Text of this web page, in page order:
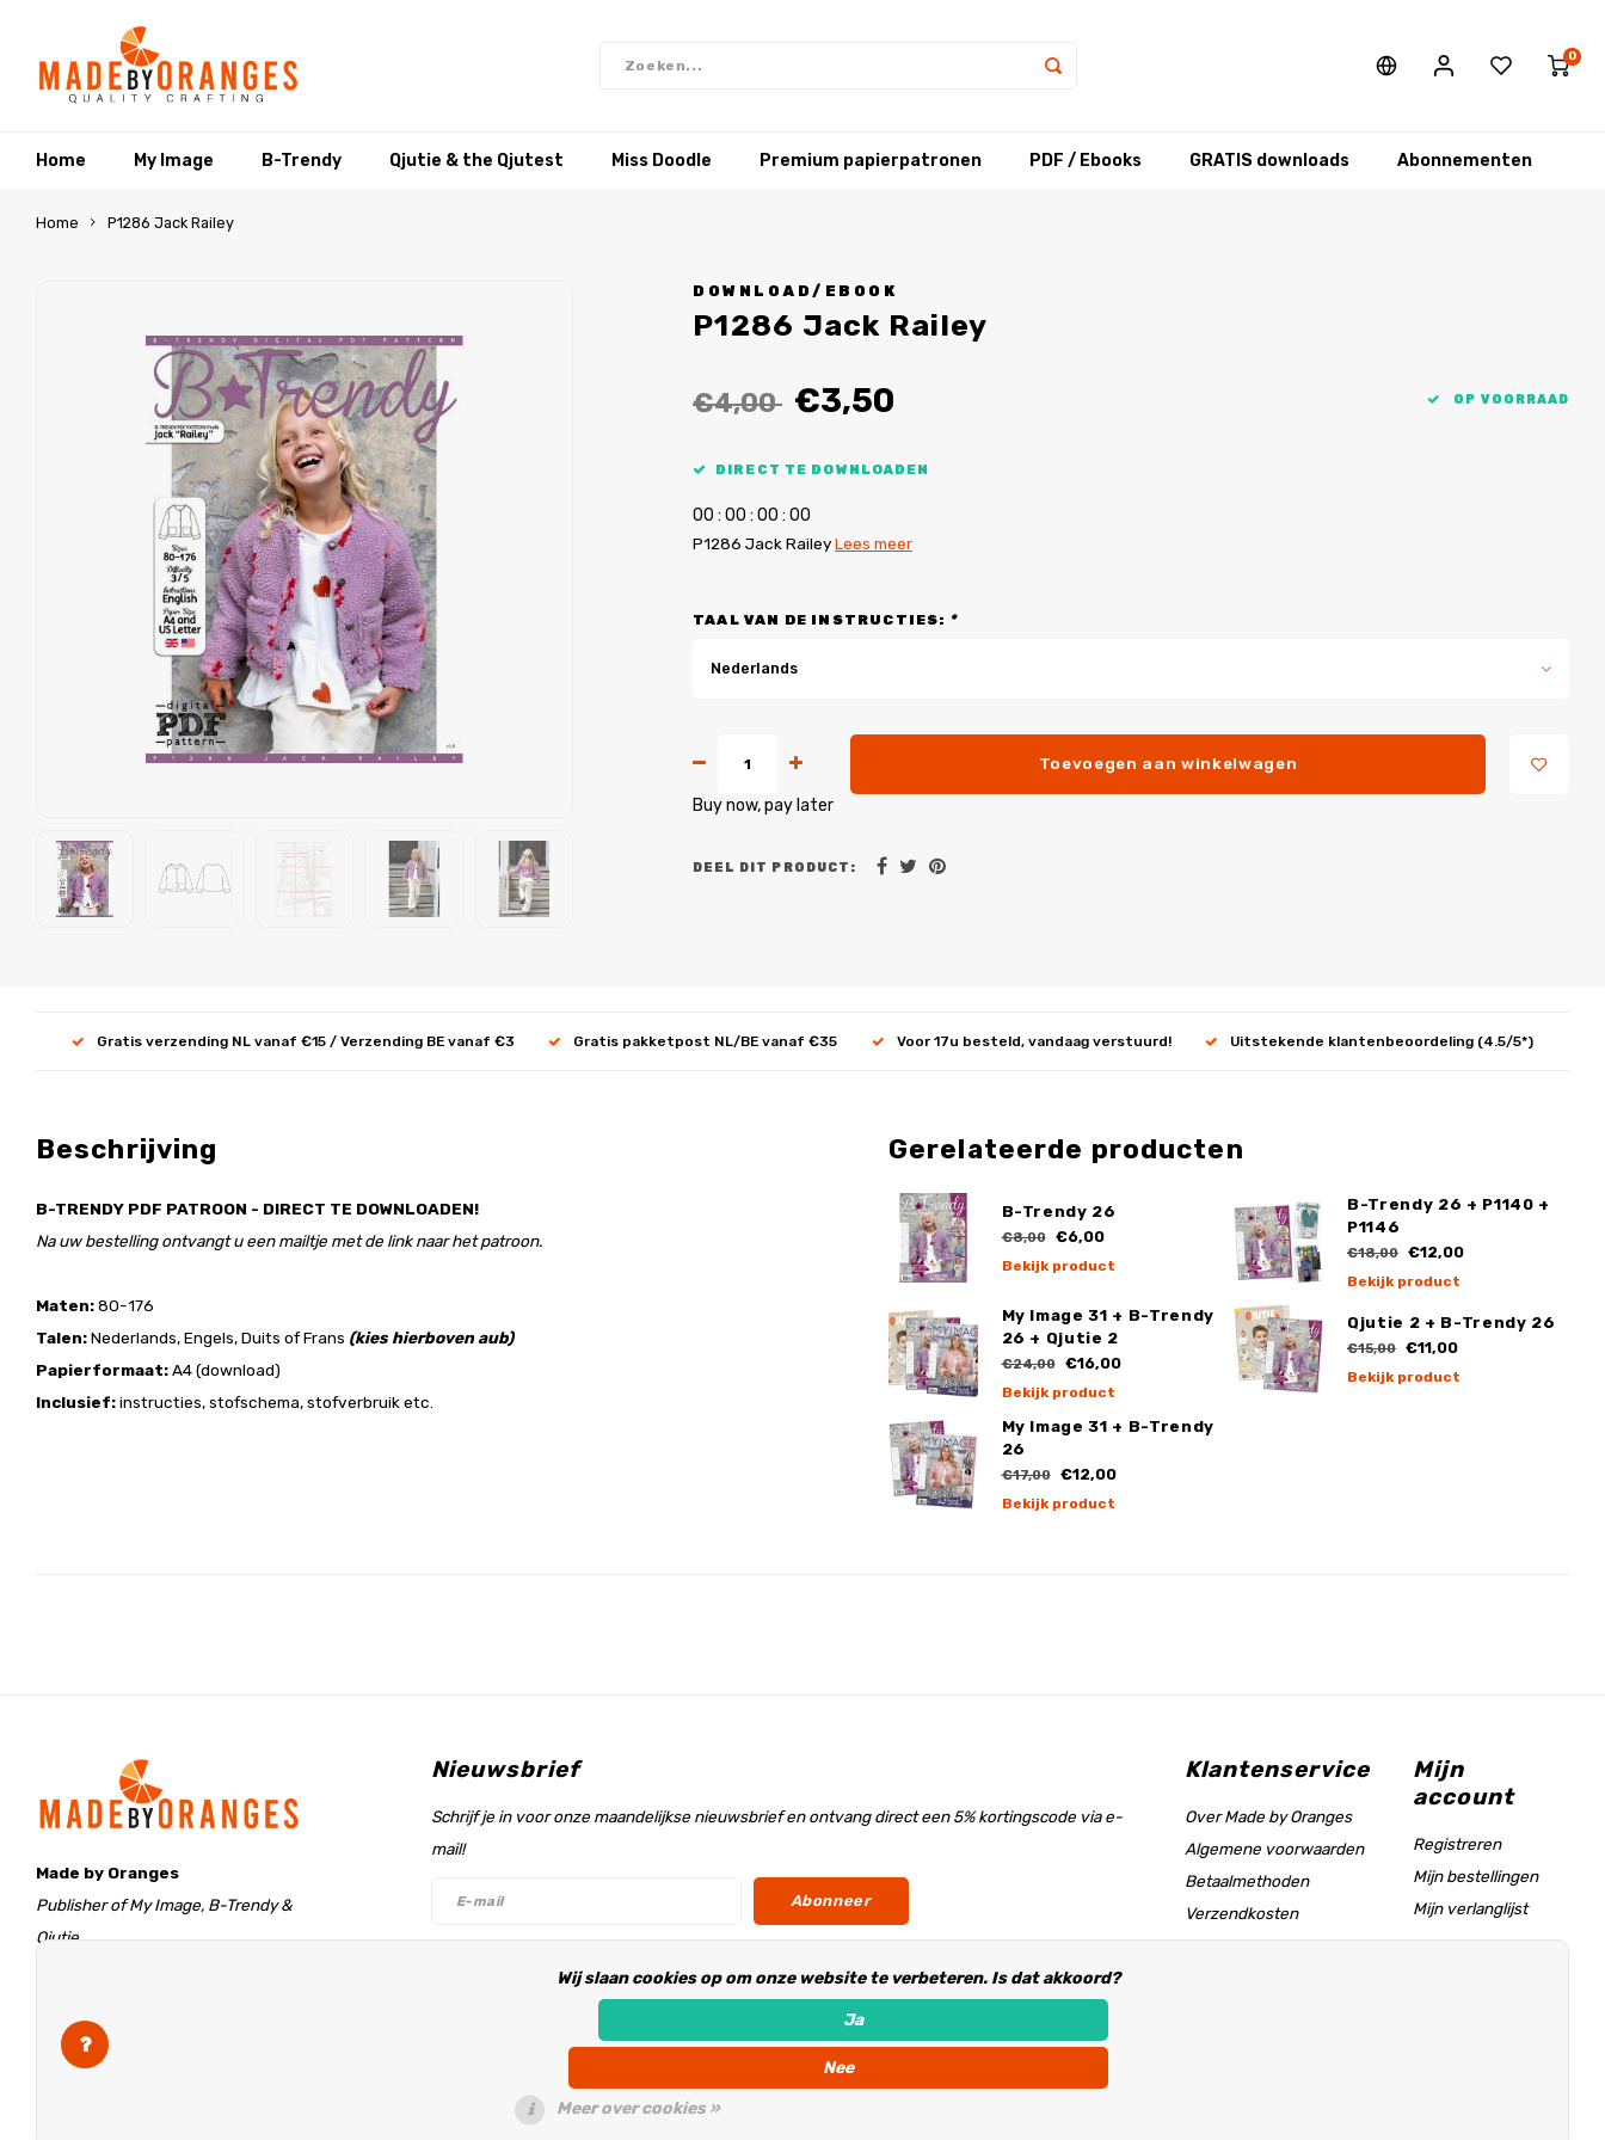
0
Home My Image B-Trendy Qjutie & the Qjutest Miss Doodle Premium papierpatronen PDF / Ebooks GRATIS downloads Abonnementen
Home P1286 Jack Railey
DOWNLOAD/EBOOK
P1286 Jack Railey
€4,00 €3,50 OP VOORRAAD
DIRECT TE DOWNLOADEN
00 : 00 : 00 : 00
P1286 Jack RaileyLees meer
TAAL VAN DE INSTRUCTIES: *
Nederlands
Toevoegen aan winkelwagen
Buy now, pay later
DEEL DIT PRODUCT:
Gratis verzending NL vanaf €15 / Verzending BE vanaf €3 Gratis pakketpost NL/BE vanaf €35 Voor 17u besteld, vandaag verstuurd! Uitstekende klantenbeoordeling (4.5/5*)
Beschrijving
B-TRENDY PDF PATROON - DIRECT TE DOWNLOADEN!
Na uw bestelling ontvangt u een mailtje met de link naar het patroon.
Maten:80-176
Talen:Nederlands, Engels, Duits of Frans (kies hierboven aub)
Papierformaat:A4 (download)
Inclusief:instructies, stofschema, stofverbruik etc.
Gerelateerde producten
B-Trendy 26
€8,00 €6,00
Bekijk product
B-Trendy 26 + P1140 +
P1146
€18,00 €12,00
Bekijk product
My Image 31 + B-Trendy
26 + Qjutie 2
€24,00 €16,00
Bekijk product
Qjutie 2 + B-Trendy 26
€15,00 €11,00
Bekijk product
My Image 31 + B-Trendy
26
€17,00 €12,00
Bekijk product
Made by Oranges
Publisher of My Image, B-Trendy &
Qjutie
The Netherlands
info@madebyoranges.com
Nieuwsbrief
Schrijf je in voor onze maandelijkse nieuwsbrief en ontvang direct een 5% kortingscode via e-
mail!
Abonneer
Klantenservice
Over Made by Oranges
Algemene voorwaarden
Betaalmethoden
Verzendkosten
Maattabel & helppagina
Mijn
account
Registreren
Mijn bestellingen
Mijn verlanglijst
Wij slaan cookies op om onze website te verbeteren. Is dat akkoord?
Ja
Nee
Meer over cookies »